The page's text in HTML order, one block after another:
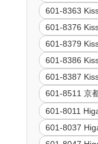
601-8363
601-8376
601-8379
601-8386
601-8387
601-8511 京
601-8011
601-8037